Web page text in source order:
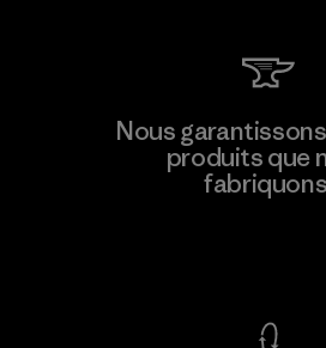
Nous
produits que